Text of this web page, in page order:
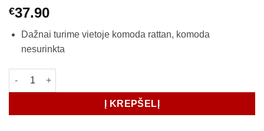
€37.90
Dažnai turime vietoje komoda rattan, komoda
nesurinkta
produkto kiekis: Plastikinė komoda su piešiniu marmuras
Į KREPŠELĮ